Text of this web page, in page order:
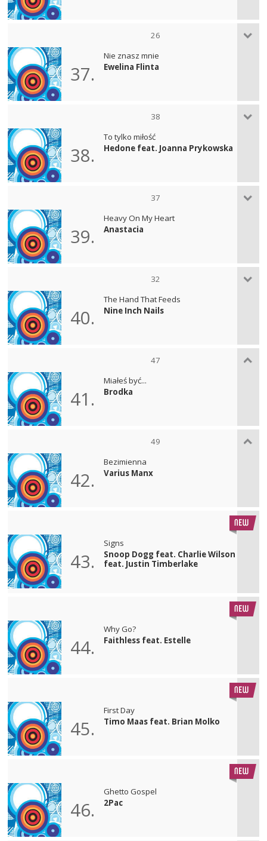
26
37.
Nie znasz mnie
Ewelina Flinta
38
38.
To tylko miłość
Hedone feat. Joanna Prykowska
37
39.
Heavy On My Heart
Anastacia
32
40.
The Hand That Feeds
Nine Inch Nails
47
41.
Miałeś być...
Brodka
49
42.
Bezimienna
Varius Manx
43.
Signs
Snoop Dogg feat. Charlie Wilson
feat. Justin Timberlake
44.
Why Go?
Faithless feat. Estelle
45.
First Day
Timo Maas feat. Brian Molko
46.
Ghetto Gospel
2Pac